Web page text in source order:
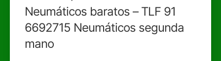
Neumáticos baratos – TLF 91
6692715 Neumáticos segunda
mano